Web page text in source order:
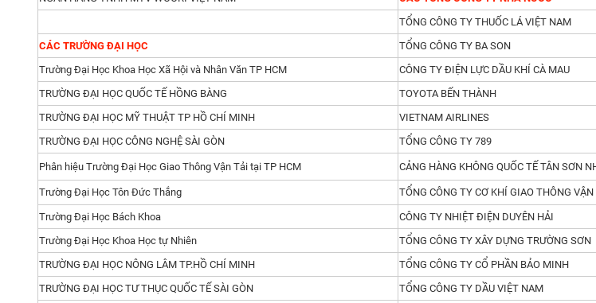
TỔNG CÔNG TY THUỐC LÁ VIỆT NAM
CÁC TRƯỜNG ĐẠI HỌC
TỔNG CÔNG TY BA SON
Trường Đại Học Khoa Học Xã Hội và Nhân Văn TP HCM
CÔNG TY ĐIỆN LỰC DẦU KHÍ CÀ MAU
TRƯỜNG ĐẠI HỌC QUỐC TẾ HỒNG BÀNG
TOYOTA BẾN THÀNH
TRƯỜNG ĐẠI HỌC MỸ THUẬT TP HỒ CHÍ MINH
VIETNAM AIRLINES
TRƯỜNG ĐẠI HỌC CÔNG NGHỆ SÀI GÒN
TỔNG CÔNG TY 789
Phân hiệu Trường Đại Học Giao Thông Vận Tải tại TP HCM CẢNG HÀNG KHÔNG QUỐC TẾ TÂN SƠN
Trường Đại Học Tôn Đức Thắng TỔNG CÔNG TY CƠ KHÍ GIAO THÔNG
Trường Đại Học Bách Khoa
CÔNG TY NHIỆT ĐIỆN DUYÊN HẢI
Trường Đại Học Khoa Học tự Nhiên
TỔNG CÔNG TY XÂY DỰNG TRƯỜNG SƠN
TRƯỜNG ĐẠI HỌC NÔNG LÂM TP.HỒ CHÍ MINH
TỔNG CÔNG TY CỔ PHẦN BẢO MINH
TRƯỜNG ĐẠI HỌC TƯ THỤC QUỐC TẾ SÀI GÒN
TỔNG CÔNG TY DẦU VIỆT NAM